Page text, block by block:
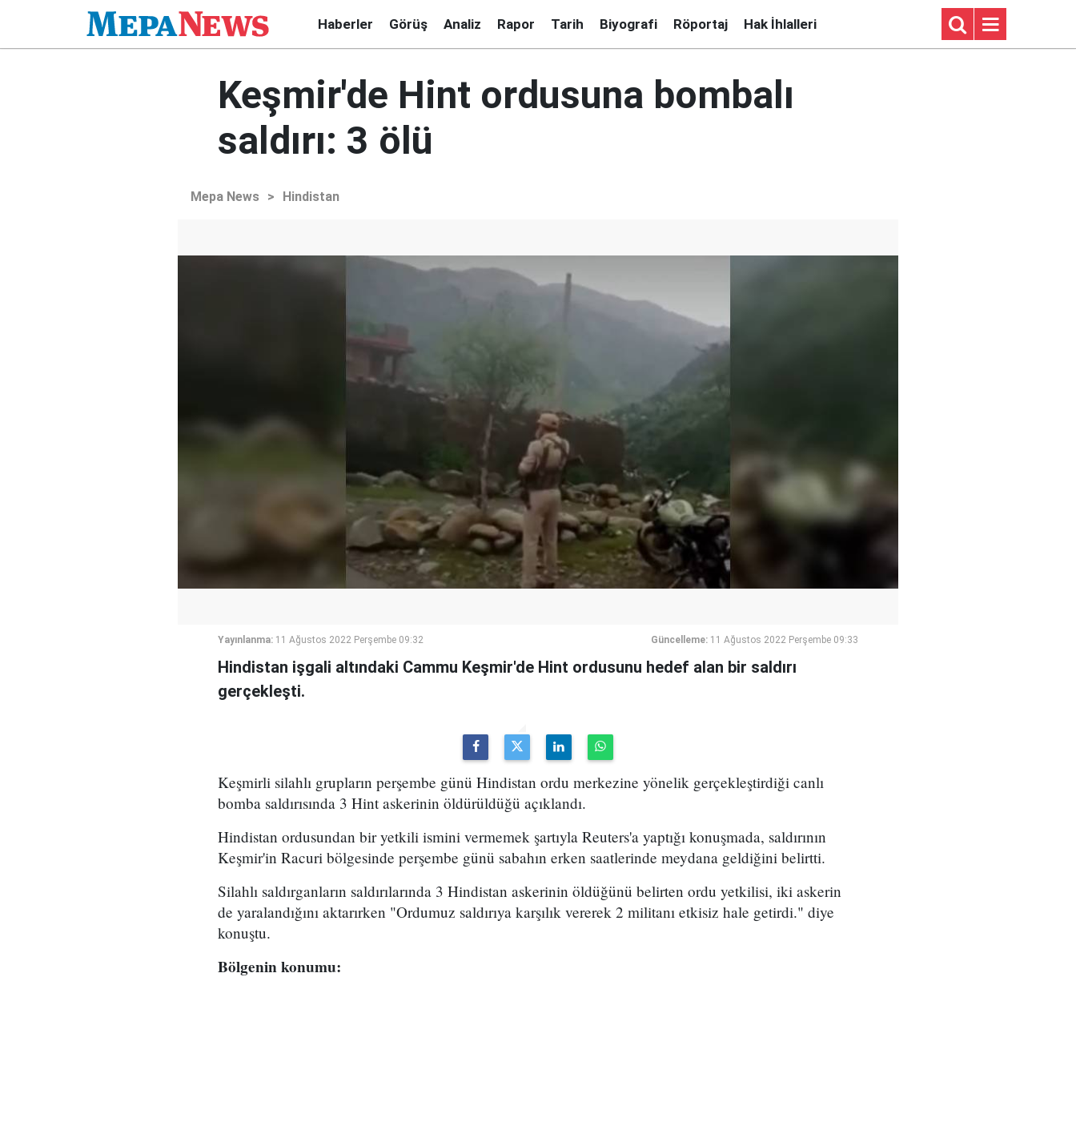
Haberler Görüş Analiz Rapor Tarih Biyografi Röportaj Hak İhlalleri
Keşmir'de Hint ordusuna bombalı
saldırı: 3 ölü
Mepa News > Hindistan
Yayınlanma: 11 Ağustos 2022 Perşembe 09:32 Güncelleme: 11 Ağustos 2022 Perşembe 09:33
Hindistan işgali altındaki Cammu Keşmir'de Hint ordusunu hedef alan bir saldırı
gerçekleşti.
Keşmirli silahlı grupların perşembe günü Hindistan ordu merkezine yönelik gerçekleştirdiği canlı
bomba saldırısında 3 Hint askerinin öldürüldüğü açıklandı.
Hindistan ordusundan bir yetkili ismini vermemek şartıyla Reuters'a yaptığı konuşmada, saldırının
Keşmir'in Racuri bölgesinde perşembe günü sabahın erken saatlerinde meydana geldiğini belirtti.
Silahlı saldırganların saldırılarında 3 Hindistan askerinin öldüğünü belirten ordu yetkilisi, iki askerin
de yaralandığını aktarırken "Ordumuz saldırıya karşılık vererek 2 militanı etkisiz hale getirdi." diye
konuştu.
Bölgenin konumu: